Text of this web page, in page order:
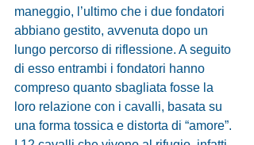
maneggio, l’ultimo che i due fondatori
abbiano gestito, avvenuta dopo un
lungo percorso di riflessione. A seguito
di esso entrambi i fondatori hanno
compreso quanto sbagliata fosse la
loro relazione con i cavalli, basata su
una forma tossica e distorta di “amore”.